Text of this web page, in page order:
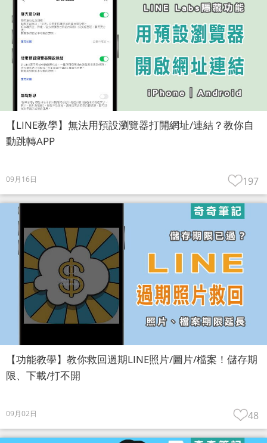
【LINE教學】無法用預設瀏覽器打開網址/連結？教你自
動跳轉APP
09月16日 197
【功能教學】教你救回過期LINE照片/圖片/檔案！儲存期
限、下載/打不開
09月02日 48